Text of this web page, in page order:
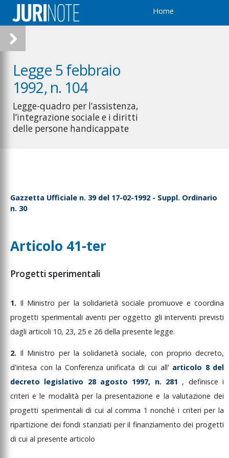
Home
Legge 5 febbraio
1992, n. 104
Legge-quadro per l’assistenza,
l’integrazione sociale e i diritti
delle persone handicappate
Gazzetta Ufficiale n. 39 del 17-02-1992 - Suppl. Ordinario
n. 30
Articolo 41-ter
Progetti sperimentali
1. Il Ministroper la solidarietà sociale promuove ecoordina
progetti sperimentaliaventi peroggetto gliinterventiprevisti
dagli articoli 10, 23, 25 e 26 della presente legge.
2. Il Ministro per lasolidarietàsociale, con propriodecreto,
d'intesa con la Conferenza unificata di cui all' articolo 8 del
decreto legislativo 28 agosto 1997, n. 281 , definiscei
criteriele modalità perlapresentazionee la valutazionedei
progetti sperimentalidi cui alcomma 1nonchéi criteriperla
ripartizione deifondi stanziati peril finanziamentodei progetti
di cui al presente articolo